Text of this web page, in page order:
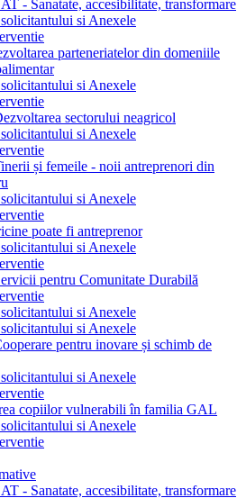
- Sanatate, accesibilitate, transformare
si Anexele
parteneriatelor din domeniile
si Anexele
sectorului neagricol
si Anexele
și femeile - noii antreprenori din
si Anexele
poate fi antreprenor
si Anexele
pentru Comunitate Durabilă
si Anexele
si Anexele
pentru inovare și schimb de
si Anexele
copiilor vulnerabili în familia GAL
si Anexele
- Sanatate, accesibilitate, transformare